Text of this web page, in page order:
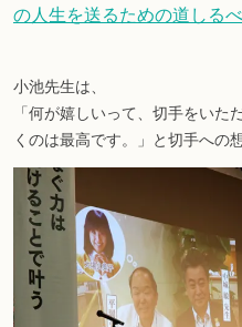
の人生を送るための道しる
小池先生は、
「何が嬉しいって、切手をい
くのは最高です。」と切手への